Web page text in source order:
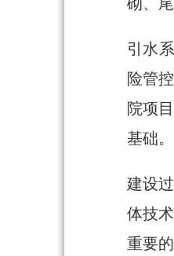
砌、
引水
险管
院项
基础。
建设
体技
重要